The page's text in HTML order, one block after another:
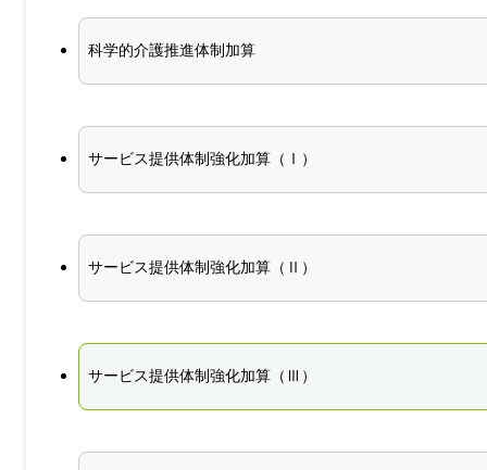
科学的介護推進体制加算
サービス提供体制強化加算（Ⅰ）
サービス提供体制強化加算（Ⅱ）
サービス提供体制強化加算（Ⅲ）